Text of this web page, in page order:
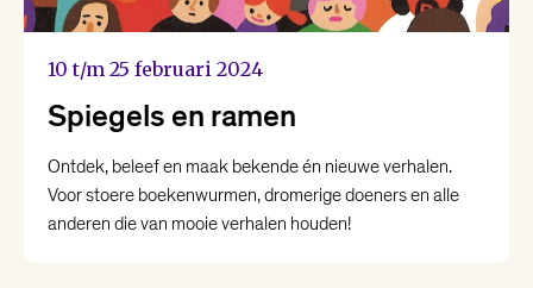
10 t/m 25 februari 2024
Spiegels en ramen
Ontdek, beleef en maak bekende én nieuwe verhalen.
Voor stoere boekenwurmen, dromerige doeners en alle
anderen die van mooie verhalen houden!